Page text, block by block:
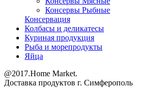
Консервы Рыбные
Консервация
Колбасы и деликатесы
Куриная продукция
Рыба и морепродукты
Яйца
@2017.Home Market.
Доставка продуктов г. Симферополь